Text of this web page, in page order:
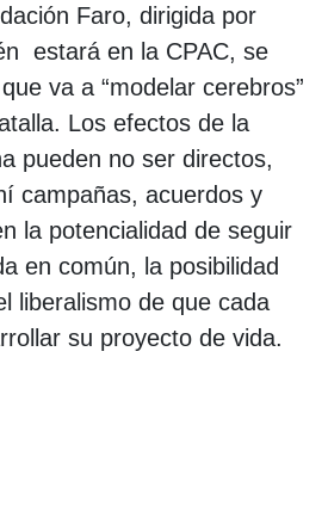
Faro, dirigida por
estará en la CPAC, se
va a “modelar cerebros”
Los efectos de la
pueden no ser directos,
campañas, acuerdos y
la potencialidad de seguir
en común, la posibilidad
liberalismo de que cada
su proyecto de vida.